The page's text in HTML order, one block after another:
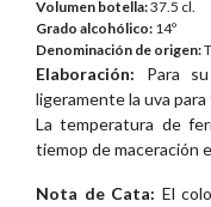
Volumen botella:37.5 cl.
Grado alcohólico: 14º
Denominación de origen:
Elaboración: Para
ligeramente la uva
La temperatura de
tiemop de maceración
Nota de Cata: El